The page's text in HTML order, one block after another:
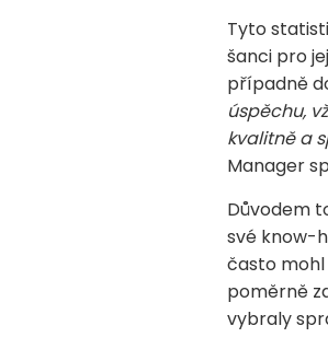
Tyto
šanci pro
případně
úspěchu,
kvalitně a
Manager
Důvodem
své know-
často mohl
poměrně
vybraly